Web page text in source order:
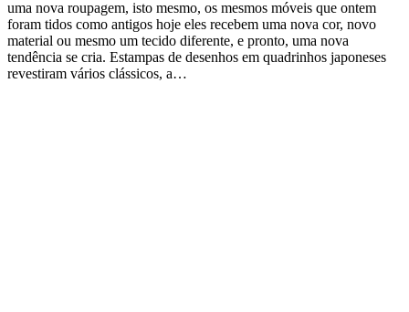
uma nova roupagem, isto mesmo, os mesmos móveis que ontem
foram tidos como antigos hoje eles recebem uma nova cor, novo
material ou mesmo um tecido diferente, e pronto, uma nova
tendência se cria. Estampas de desenhos em quadrinhos japoneses
revestiram vários clássicos, a…